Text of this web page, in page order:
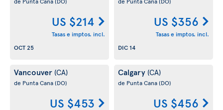
US $214
Tasas e imptos. incl.
OCT 25
US $356
Tasas e imptos. incl.
DIC 14
Vancouver (CA)
de Punta Cana(DO)
US $453
Calgary (CA)
de Punta Cana(DO)
US $456